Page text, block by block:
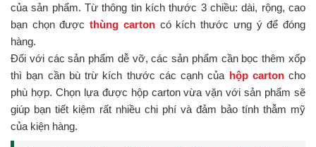
của sản phẩm. Từ thông tin kích thước 3 chiều: dài, rộng, cao
bạn chọn đượcthùng cartoncó kích thước ưng ý để đóng
hàng.
Đối với các sản phẩm dễ vỡ, các sản phẩm cần bọc thêm xốp
thì bạn cần bù trừ kích thước các cạnh của hộp cartoncho
phù hợp. Chọn lựa được hộp carton vừa vặn với sản phẩm sẽ
giúp bạn tiết kiệm rất nhiều chi phí và đảm bảo tính thẫm mỹ
của kiện hàng.